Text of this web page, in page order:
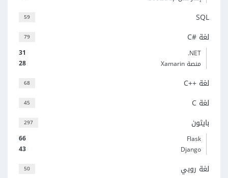
59 SQL
79 لغة C#‎
31
‎.NET
28
منصة Xamarin
68 لغة C++‎
45 لغة C
297 بايثون
66
Flask
43
Django
50 لغة روبي